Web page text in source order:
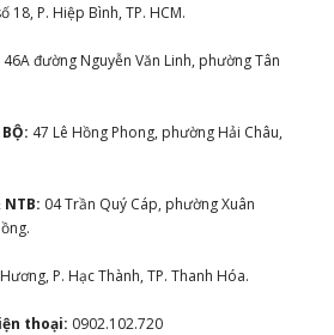
18, P. Hiệp Bình, TP. HCM.
46A đường Nguyễn Văn Linh, phường Tân
47 Lê Hồng Phong, phường Hải Châu,
NTB: 04 Trần Quý Cáp, phường Xuân
P. Hạc Thành, TP. Thanh Hóa.
thoại: 0902.102.720